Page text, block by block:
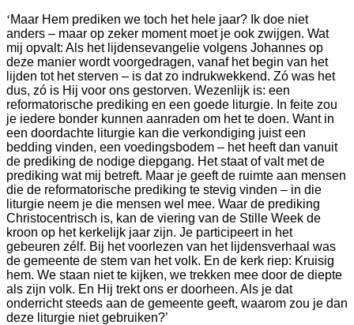
‘Maar Hem prediken we toch het hele jaar? Ik doe niet
anders – maar op zeker moment moet je ook zwijgen. Wat
mij opvalt: Als het lijdensevangelie volgens Johannes op
deze manier wordt voorgedragen, vanaf het begin van het
lijden tot het sterven – is dat zo indrukwekkend. Zó was het
dus, zó is Hij voor ons gestorven. Wezenlijk is: een
reformatorische prediking en een goede liturgie. In feite zou
je iedere bonder kunnen aanraden om het te doen. Want in
een doordachte liturgie kan die verkondiging juist een
bedding vinden, een voedingsbodem – het heeft dan vanuit
de prediking de nodige diepgang. Het staat of valt met de
prediking wat mij betreft. Maar je geeft de ruimte aan mensen
die de reformatorische prediking te stevig vinden – in die
liturgie neem je die mensen wel mee. Waar de prediking
Christocentrisch is, kan de viering van de Stille Week de
kroon op het kerkelijk jaar zijn. Je participeert in het
gebeuren zélf. Bij het voorlezen van het lijdensverhaal was
de gemeente de stem van het volk. En de kerk riep: Kruisig
hem. We staan niet te kijken, we trekken mee door de diepte
als zijn volk. En Hij trekt ons er doorheen. Als je dat
onderricht steeds aan de gemeente geeft, waarom zou je dan
deze liturgie niet gebruiken?’